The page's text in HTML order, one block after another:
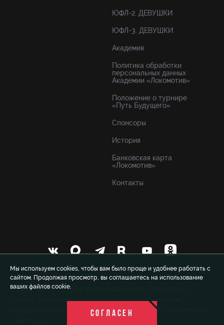
Мы используем cookies, чтобы вам было проще и удобнее работать с
сайтом. Продолжая просмотр, вы соглашаетесь на использование
ваших файлов cookie.
СОГЛАСЕН
ЮФЛ-2. ДЕВУШКИ
ЮФЛ-3. ДЕВУШКИ
Академия
Политика обработки
персональных данных
Академии «Локомотив»
Положение о турнире
«Путь Будущего»
Спонсоры
История
Банковская карта
«Локомотив»
Контакты
© 1999-2026 FCLM.RU Футбольный клуб «Локомотив»
Москва. При полном или частичном использовании
материалов ссылка на официальный сайт ФК «Локомотив»